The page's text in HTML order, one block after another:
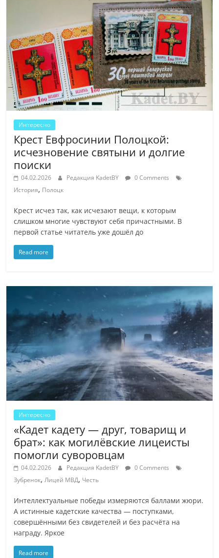
Интересно
Крест Евфросинии Полоцкой:
исчезновение святыни и долгие
поиски
04.02.2026 Редакция KadetBY
0 Comments
История, Полоцк
Крест исчез так, как исчезают вещи, к которым
слишком многие чувствуют себя причастными. В
первой статье читатель уже дошёл до
Read more
Интересно
«Кадет кадету — друг, товарищ и
брат»: как могилёвские лицеисты
помогли суворовцам
04.02.2026 Редакция KadetBY
0 Comments
Зубренок,Лицей МВД, Честь
Интеллектуальные победы измеряются баллами жюри.
А истинные кадетские качества — поступками,
совершёнными без свидетелей и без расчёта на
награду. Яркое
Read more